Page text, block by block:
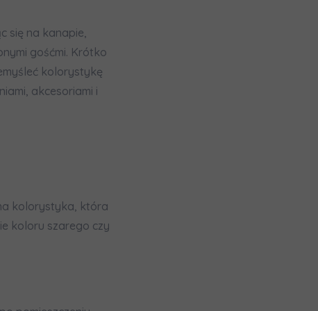
się na kanapie,
gośćmi. Krótko
kolorystykę
akcesoriami i
kolorystyka, która
koloru szarego czy